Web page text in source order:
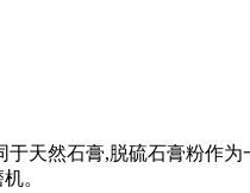
天然石膏,脱硫石膏粉作
。